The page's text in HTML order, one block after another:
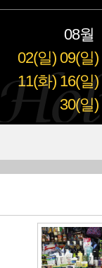
08월
02(일) 09(일)
11(화) 16(일)
30(일)